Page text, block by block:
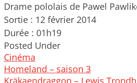
Drame pololais de Pawel
Sortie : 12 février 2014
Durée : 01h19
Posted Under
Cinéma
Post
Homeland – saison 3